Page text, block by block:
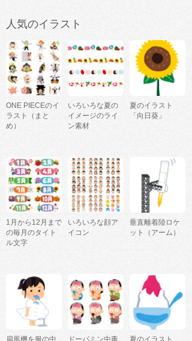
人気のイラスト
ONE PIECEのイ
ラスト（まと
め）
いろいろな夏の
イメージのライ
ン素材
夏のイラスト
「向日葵」
1月から12月まで
の毎月のタイト
ル文字
いろいろな顔ア
イコン
垂直離着陸ロケ
ット（アーム）